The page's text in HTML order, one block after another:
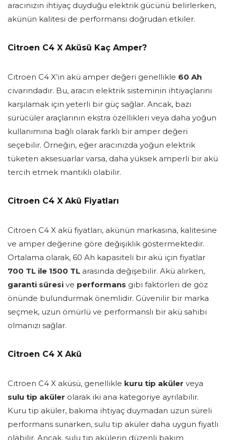
aracınızın ihtiyaç duyduğu elektrik gücünü belirlerken,
akünün kalitesi de performansı doğrudan etkiler.
Citroen C4 X Aküsü Kaç Amper?
Citroen C4 X’in akü amper değeri genellikle 60 Ah
civarındadır. Bu, aracın elektrik sisteminin ihtiyaçlarını
karşılamak için yeterli bir güç sağlar. Ancak, bazı
sürücüler araçlarının ekstra özellikleri veya daha yoğun
kullanımına bağlı olarak farklı bir amper değeri
seçebilir. Örneğin, eğer aracınızda yoğun elektrik
tüketen aksesuarlar varsa, daha yüksek amperli bir akü
tercih etmek mantıklı olabilir.
Citroen C4 X Akü Fiyatları
Citroen C4 X akü fiyatları, akünün markasına, kalitesine
ve amper değerine göre değişiklik göstermektedir.
Ortalama olarak, 60 Ah kapasiteli bir akü için fiyatlar
700 TL ile 1500 TL arasında değişebilir. Akü alırken,
garanti süresi ve performans gibi faktörleri de göz
önünde bulundurmak önemlidir. Güvenilir bir marka
seçmek, uzun ömürlü ve performanslı bir akü sahibi
olmanızı sağlar.
Citroen C4 X Akü
Citroen C4 X aküsü, genellikle kuru tip aküler veya
sulu tip aküler olarak iki ana kategoriye ayrılabilir.
Kuru tip aküler, bakıma ihtiyaç duymadan uzun süreli
performans sunarken, sulu tip aküler daha uygun fiyatlı
olabilir. Ancak, sulu tip akülerin düzenli bakım